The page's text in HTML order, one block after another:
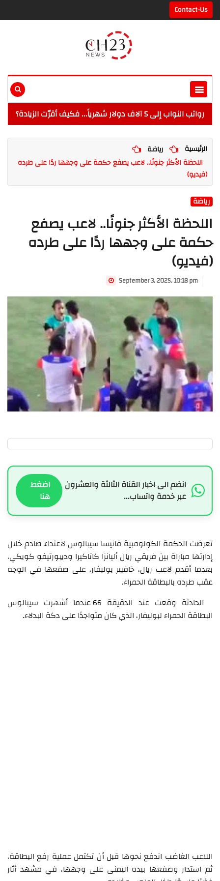
Contact-Us
رواتب النواب إلى 5 آلاف دولار شهرياً... فكيف أقرّت الزيادة؟
الرئيسية
رياضة
اللحظة الأكثر جنونًا.. لاعب يصفع حكمة على وجهها ردًا على طرده
(فيديو)
رياضة
اللحظة الأكثر جنونًا.. لاعب يصفع
حكمة على وجهها ردًا على طرده
(فيديو)
September 3, 2025, 10:18 pm
انضم الى اخبار القناة الثالثة والعشرون
عبر خدمة واتساب...
اضغط
هنا
تعرضت الحكمة الكولومبية فانيسا سيبالوس لاعتداء صادم خلال
إدارتها مباراة بين فريقي ريال أليانزا كاتاكيرا وديبورتيفو كويكي،
بعدما أقدم لاعب ريال، خافيير بوليفار، على صفعها في الوجه
عقب طرده بالبطاقة الحمراء.
الحادثة وقعت عند الدقيقة 66 عندما أشهرت سيبالوس
البطاقة الحمراء لبوليفار، الذي كان متواجدًا على دكة البدلاء.
اللاعب الغاضب اندفع نحوها قبل أن تكتمل عملية رفع البطاقة،
ثم استدار وصفعها بيده اليمنى على وجهها، في مشهد أثار